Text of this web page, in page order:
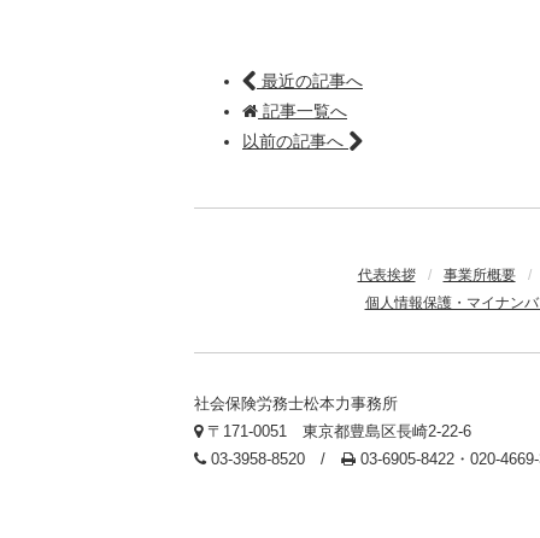
最近の記事へ
記事一覧へ
以前の記事へ
代表挨拶 / 事業所概要
/
個人情報保護・マイナン
社会保険労務士松本力事務所
〒171-0051 東京都豊島区長崎2-22-6
03-3958-8520 /
03-6905-8422・020-